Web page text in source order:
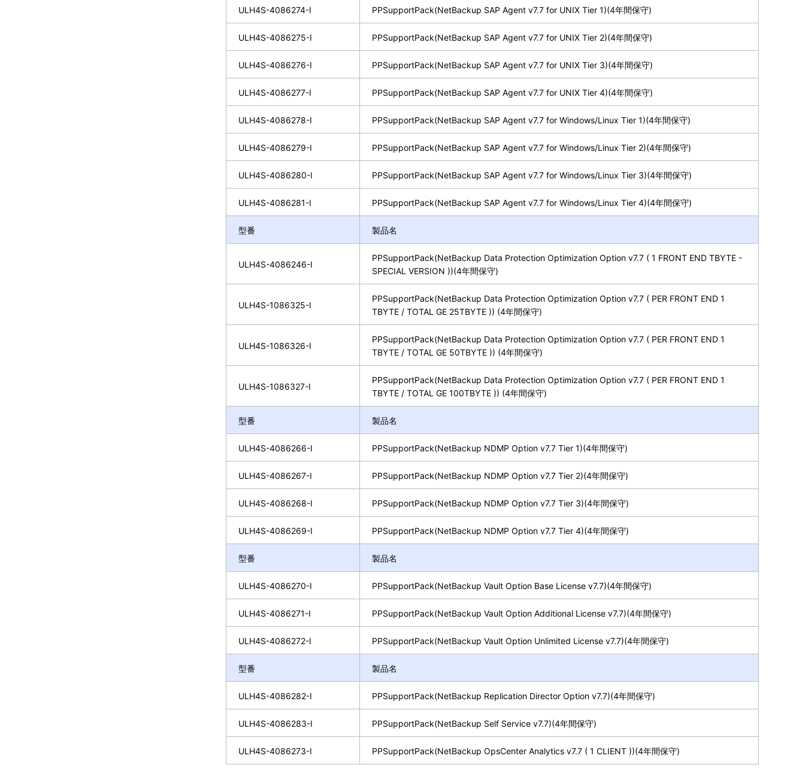
ULH4S-4086274-I PPSupportPack(NetBackup SAP Agent v7.7 for UNIX Tier 1)(4年間保守)
ULH4S-4086275-I PPSupportPack(NetBackup SAP Agent v7.7 for UNIX Tier 2)(4年間保守)
ULH4S-4086276-I PPSupportPack(NetBackup SAP Agent v7.7 for UNIX Tier 3)(4年間保守)
ULH4S-4086277-I PPSupportPack(NetBackup SAP Agent v7.7 for UNIX Tier 4)(4年間保守)
ULH4S-4086278-I PPSupportPack(NetBackup SAP Agent v7.7 for Windows/Linux Tier 1)(4年間保守)
ULH4S-4086279-I PPSupportPack(NetBackup SAP Agent v7.7 for Windows/Linux Tier 2)(4年間保守)
ULH4S-4086280-I PPSupportPack(NetBackup SAP Agent v7.7 for Windows/Linux Tier 3)(4年間保守)
ULH4S-4086281-I PPSupportPack(NetBackup SAP Agent v7.7 for Windows/Linux Tier 4)(4年間保守)
型番 製品名
ULH4S-4086246-I
PPSupportPack(NetBackup Data Protection Optimization Option v7.7 ( 1 FRONT END TBYTE -
SPECIAL VERSION ))(4年間保守)
ULH4S-1086325-I
PPSupportPack(NetBackup Data Protection Optimization Option v7.7 ( PER FRONT END 1
TBYTE / TOTAL GE 25TBYTE )) (4年間保守)
ULH4S-1086326-I
PPSupportPack(NetBackup Data Protection Optimization Option v7.7 ( PER FRONT END 1
TBYTE / TOTAL GE 50TBYTE )) (4年間保守)
ULH4S-1086327-I
PPSupportPack(NetBackup Data Protection Optimization Option v7.7 ( PER FRONT END 1
TBYTE / TOTAL GE 100TBYTE )) (4年間保守)
型番 製品名
ULH4S-4086266-I PPSupportPack(NetBackup NDMP Option v7.7 Tier 1)(4年間保守)
ULH4S-4086267-I PPSupportPack(NetBackup NDMP Option v7.7 Tier 2)(4年間保守)
ULH4S-4086268-I PPSupportPack(NetBackup NDMP Option v7.7 Tier 3)(4年間保守)
ULH4S-4086269-I PPSupportPack(NetBackup NDMP Option v7.7 Tier 4)(4年間保守)
型番 製品名
ULH4S-4086270-I PPSupportPack(NetBackup Vault Option Base License v7.7)(4年間保守)
ULH4S-4086271-I PPSupportPack(NetBackup Vault Option Additional License v7.7)(4年間保守)
ULH4S-4086272-I PPSupportPack(NetBackup Vault Option Unlimited License v7.7)(4年間保守)
型番 製品名
ULH4S-4086282-I PPSupportPack(NetBackup Replication Director Option v7.7)(4年間保守)
ULH4S-4086283-I PPSupportPack(NetBackup Self Service v7.7)(4年間保守)
ULH4S-4086273-I PPSupportPack(NetBackup OpsCenter Analytics v7.7 ( 1 CLIENT ))(4年間保守)